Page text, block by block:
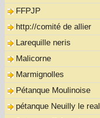
FFPJP
http://comité de allier
Larequille neris
Malicorne
Marmignolles
Pétanque Moulinoise
pétanque Neuilly le real